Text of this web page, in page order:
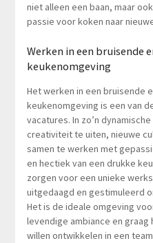
niet alleen een baan, maar
passie voor koken naar
Werken in een bruisende
keukenomgeving
Het werken in een bruisende
keukenomgeving is een van
vacatures. In zo’n
creativiteit te uiten, nieuwe
samen te werken met
en hectiek van een drukke
zorgen voor een unieke
uitgedaagd en gestimuleerd
Het is de ideale omgeving
levendige ambiance en graag
willen ontwikkelen in een